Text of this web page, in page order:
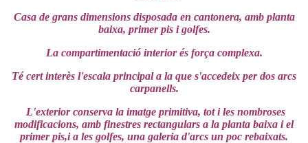
Casa de grans dimensions disposada en cantonera, amb planta
baixa, primer pis i golfes.
La compartimentació interior és força complexa.
Té cert interès l'escala principal a la que s'accedeix per dos arcs
carpanells.
L'exterior conserva la imatge primitiva, tot i les nombroses
modificacions, amb finestres rectangulars a la planta baixa i el
primer pis,i a les golfes, una galeria d'arcs un poc rebaixats.